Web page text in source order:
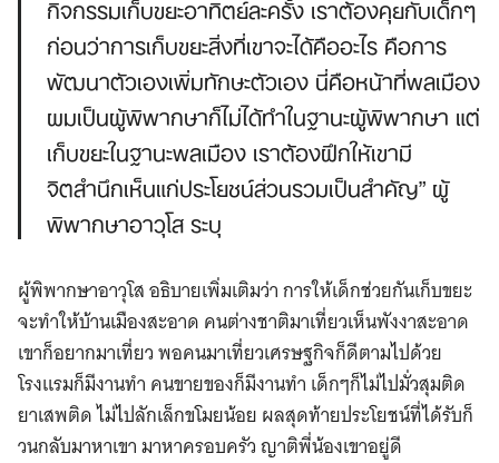
ก่อนว่าการเก็บขยะสิ่งที่เขาจะได้คืออะไร คือการ
พัฒนาตัวเองเพิ่มทักษะตัวเอง นี่คือหน้าที่พลเมือง
ผมเป็นผู้พิพากษาก็ไม่ได้ทำในฐานะผู้พิพากษา แต่
เก็บขยะในฐานะพลเมือง เราต้องฝึกให้เขามี
จิตสำนึกเห็นแก่ประโยชน์ส่วนรวมเป็นสำคัญ” ผู้
พิพากษาอาวุโส ระบุ
ผู้พิพากษาอาวุโส อธิบายเพิ่มเติมว่า การให้เด็กช่วยกันเก็บขยะ
จะทำให้บ้านเมืองสะอาด คนต่างชาติมาเที่ยวเห็นพังงาสะอาด
เขาก็อยากมาเที่ยว พอคนมาเที่ยวเศรษฐกิจก็ดีตามไปด้วย
โรงแรมก็มีงานทำ คนขายของก็มีงานทำ เด็กๆก็ไม่ไปมั่วสุมติด
ยาเสพติด ไม่ไปลักเล็กขโมยน้อย ผลสุดท้ายประโยชน์ที่ได้รับก็
วนกลับมาหาเขา มาหาครอบครัว ญาติพี่น้องเขาอยู่ดี